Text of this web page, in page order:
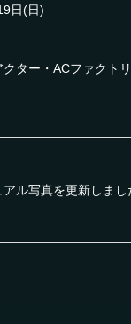
日(日)
クター・ACファクト
ル写真を更新しまし